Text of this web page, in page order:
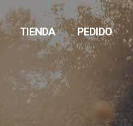
TIENDA PEDIDO